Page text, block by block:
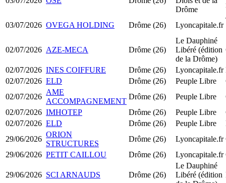
Drôme
03/07/2026 OVEGA HOLDING Drôme (26) Lyoncapitale.fr
02/07/2026 AZE-MECA Drôme (26)
Le Dauphiné
Libéré (édition
de la Drôme)
02/07/2026 INES COIFFURE Drôme (26) Lyoncapitale.fr
02/07/2026 ELD Drôme (26) Peuple Libre
02/07/2026
AME
ACCOMPAGNEMENT
Drôme (26) Peuple Libre
02/07/2026 IMHOTEP Drôme (26) Peuple Libre
02/07/2026 ELD Drôme (26) Peuple Libre
29/06/2026
ORION
STRUCTURES
Drôme (26) Lyoncapitale.fr
29/06/2026 PETIT CAILLOU Drôme (26) Lyoncapitale.fr
29/06/2026 SCI ARNAUDS Drôme (26)
Le Dauphiné
Libéré (édition